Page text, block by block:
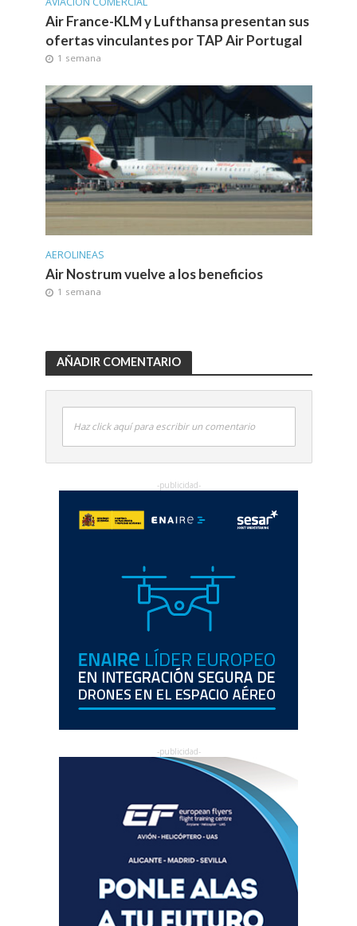
Air France-KLM y Lufthansa presentan sus
ofertas vinculantes por TAP Air Portugal
1 semana
AEROLINEAS
Air Nostrum vuelve a los beneficios
1 semana
AÑADIR COMENTARIO
Haz click aquí para escribir un comentario